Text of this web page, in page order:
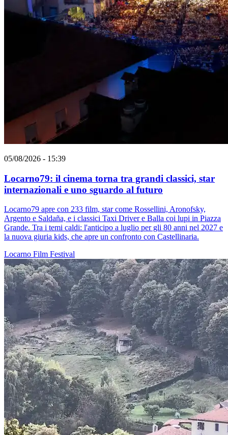
05/08/2026 - 15:39
Locarno79: il cinema torna tra grandi classici, star
internazionali e uno sguardo al futuro
Locarno79 apre con 233 film, star come Rossellini, Aronofsky,
Argento e Saldaña, e i classici Taxi Driver e Balla coi lupi in Piazza
Grande. Tra i temi caldi: l'anticipo a luglio per gli 80 anni nel 2027 e
la nuova giuria kids, che apre un confronto con Castellinaria.
Locarno Film Festival